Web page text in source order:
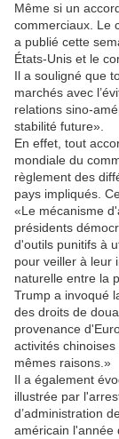
Même si un
commerciaux. Le
a publié cette
États-Unis et le
Il a souligné que
marchés avec
relations sino-
stabilité future».
En effet, tout
mondiale du
règlement des
pays impliqués.
«Le mécanisme
présidents
d'outils punitifs à
pour veiller à leur
naturelle entre la
Trump a invoqué
des droits de
provenance
activités
mêmes raisons.»
Il a également
illustrée par
d’administration
américain l'année